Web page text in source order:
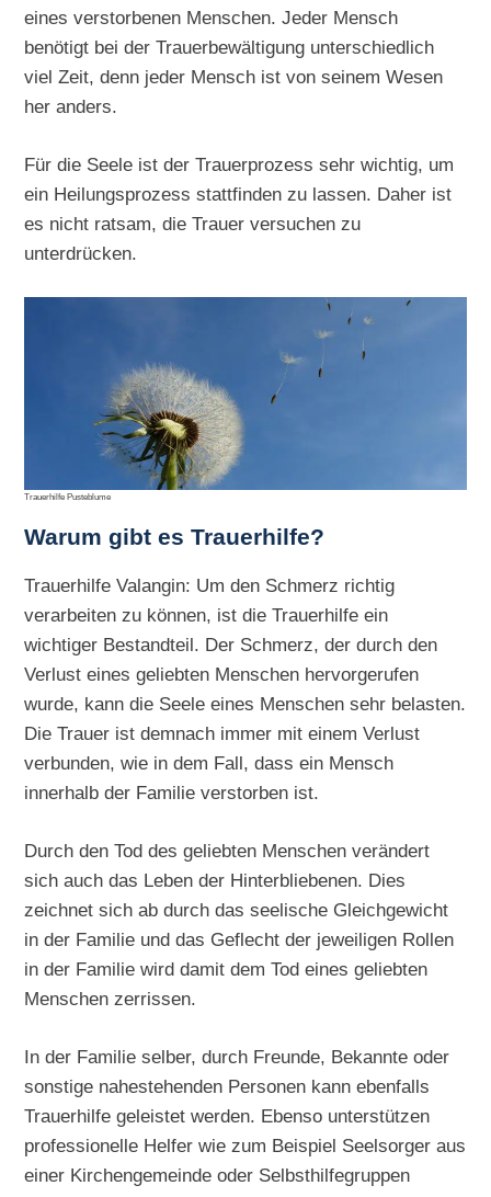
eines verstorbenen Menschen. Jeder Mensch
benötigt bei der Trauerbewältigung unterschiedlich
viel Zeit, denn jeder Mensch ist von seinem Wesen
her anders.
Für die Seele ist der Trauerprozess sehr wichtig, um
ein Heilungsprozess stattfinden zu lassen. Daher ist
es nicht ratsam, die Trauer versuchen zu
unterdrücken.
Trauerhilfe Pusteblume
Warum gibt es Trauerhilfe?
Trauerhilfe Valangin: Um den Schmerz richtig
verarbeiten zu können, ist die Trauerhilfe ein
wichtiger Bestandteil. Der Schmerz, der durch den
Verlust eines geliebten Menschen hervorgerufen
wurde, kann die Seele eines Menschen sehr belasten.
Die Trauer ist demnach immer mit einem Verlust
verbunden, wie in dem Fall, dass ein Mensch
innerhalb der Familie verstorben ist.
Durch den Tod des geliebten Menschen verändert
sich auch das Leben der Hinterbliebenen. Dies
zeichnet sich ab durch das seelische Gleichgewicht
in der Familie und das Geflecht der jeweiligen Rollen
in der Familie wird damit dem Tod eines geliebten
Menschen zerrissen.
In der Familie selber, durch Freunde, Bekannte oder
sonstige nahestehenden Personen kann ebenfalls
Trauerhilfe geleistet werden. Ebenso unterstützen
professionelle Helfer wie zum Beispiel Seelsorger aus
einer Kirchengemeinde oder Selbsthilfegruppen